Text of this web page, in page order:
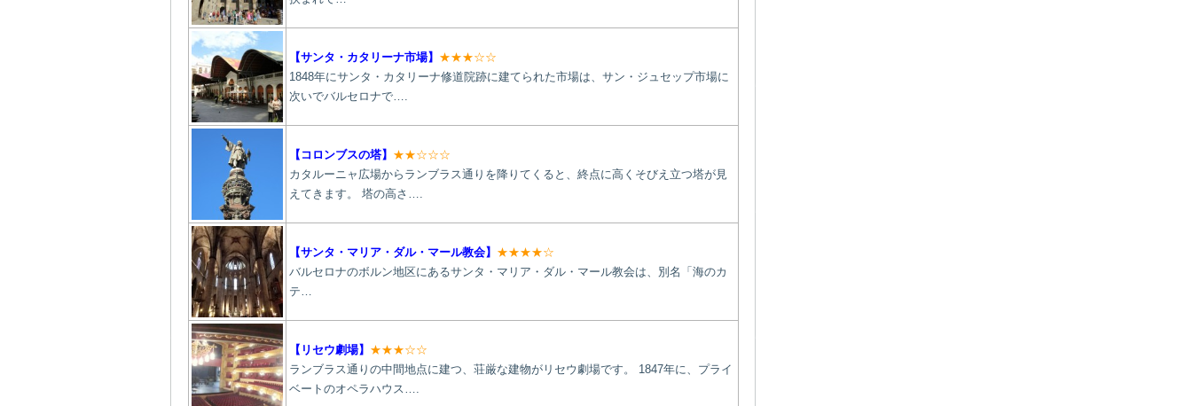
【サンタ・カタリーナ市場】 ★★★☆☆
1848年にサンタ・カタリーナ修道院跡に建てられた市場は、サン・ジュセップ市場に
次いでバルセロナで….
【 コロンブスの塔】 ★★☆☆☆
カタルーニャ広場からランブラス通りを降りてくると、終点に高くそびえ立つ塔が見
えてきます。 塔の高さ….
【サンタ・マリア・ダル・マール教会】 ★★★★☆
バルセロナのボルン地区にあるサンタ・マリア・ダル・マール教会は、別名「海のカ
テ…
【 リセウ劇場】 ★★★☆☆
ランブラス通りの中間地点に建つ、荘厳な建物がリセウ劇場です。 1847年に、プライ
ベートのオペラハウス….